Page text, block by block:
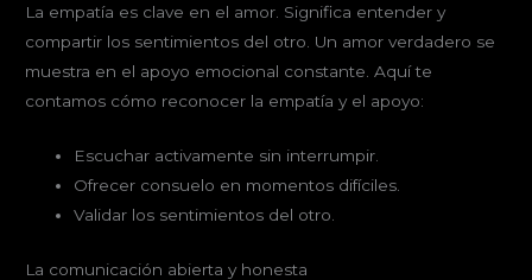
La empatía es clave en el amor. Significa entender y
compartir los sentimientos del otro. Un amor verdadero se
muestra en el apoyo emocional constante. Aquí te
contamos cómo reconocer la empatía y el apoyo:
Escuchar activamente sin interrumpir.
Ofrecer consuelo en momentos difíciles.
Validar los sentimientos del otro.
La comunicación abierta y honesta